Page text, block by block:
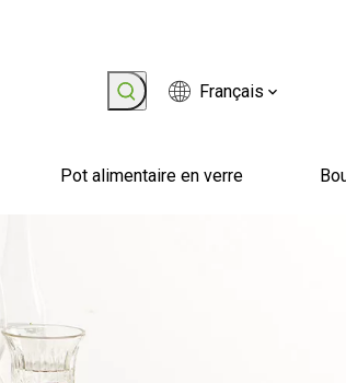
Français
Pot alimentaire en verre